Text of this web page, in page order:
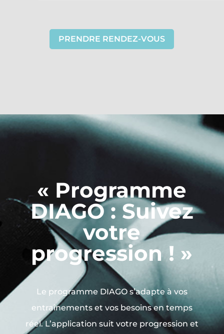
PRENDRE RENDEZ-VOUS
« Programme
DIAGO : Suivez
votre
progression ! »
Le programme DIAGO s’adapte à vos
entraînements et vos besoins en temps
réel. L’application suit votre progression et